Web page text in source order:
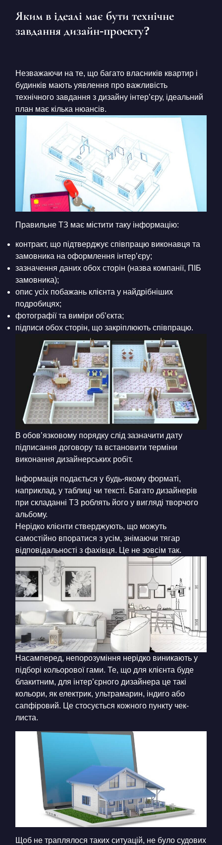
Яким в ідеалі має бути технічне
завдання дизайн-проекту?
Незважаючи на те, що багато власників квартир і
будинків мають уявлення про важливість
технічного завдання з дизайну інтер’єру, ідеальний
план має кілька нюансів.
Правильне ТЗ має містити таку інформацію:
контракт, що підтверджує співпрацю виконавця та
замовника на оформлення інтер’єру;
зазначення даних обох сторін (назва компанії, ПІБ
замовника);
опис усіх побажань клієнта у найдрібніших
подробицях;
фотографії та виміри об’єкта;
підписи обох сторін, що закріплюють співпрацю.
В обов’язковому порядку слід зазначити дату
підписання договору та встановити терміни
виконання дизайнерських робіт.
Інформація подається у будь-якому форматі,
наприклад, у таблиці чи тексті. Багато дизайнерів
при складанні ТЗ роблять його у вигляді творчого
альбому.
Нерідко клієнти стверджують, що можуть
самостійно впоратися з усім, знімаючи тягар
відповідальності з фахівця. Це не зовсім так.
Насамперед, непорозуміння нерідко виникають у
підборі кольорової гами. Те, що для клієнта буде
блакитним, для інтер’єрного дизайнера це такі
кольори, як електрик, ультрамарин, індиго або
сапфіровий. Це стосується кожного пункту чек-
листа.
Щоб не траплялося таких ситуацій, не було судових